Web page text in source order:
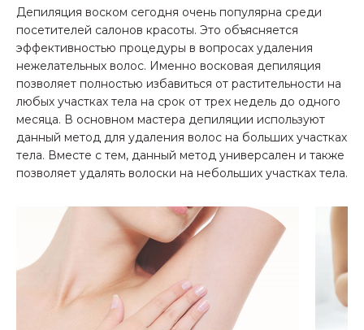
Депиляция воском сегодня очень популярна среди
посетителей салонов красоты. Это объясняется
эффективностью процедуры в вопросах удаления
нежелательных волос. Именно восковая депиляция
позволяет полностью избавиться от растительности на
любых участках тела на срок от трех недель до одного
месяца. В основном мастера депиляции используют
данный метод для удаления волос на больших участках
тела. Вместе с тем, данный метод универсален и также
позволяет удалять волоски на небольших участках тела.